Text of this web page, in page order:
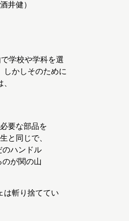
井健）
学校や学科を選
しかしそのために
要な部品を
と同じで、
のハンドル
のが関の山
は斬り捨ててい